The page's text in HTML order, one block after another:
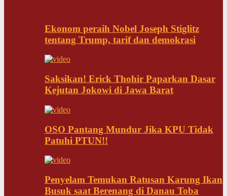
Ekonom peraih Nobel Joseph Stiglitz
tentang Trump, tarif dan demokrasi
Saksikan! Erick Thohir Paparkan Dasar
Kejutan Jokowi di Jawa Barat
OSO Pantang Mundur Jika KPU Tidak
Patuhi PTUN!!
Penyelam Temukan Ratusan Karung Ikan
Busuk saat Berenang di Danau Toba